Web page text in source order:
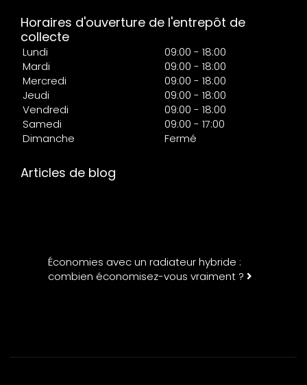
Horaires d'ouverture de l'entrepôt de
collecte
Lundi
09:00 - 18:00
Mardi
09:00 - 18:00
Mercredi
09:00 - 18:00
Jeudi
09:00 - 18:00
Vendredi
09:00 - 18:00
Samedi
09:00 - 17:00
Dimanche
Fermé
Articles de blog
Économies avec un radiateur hybride :
combien économisez-vous vraiment ?